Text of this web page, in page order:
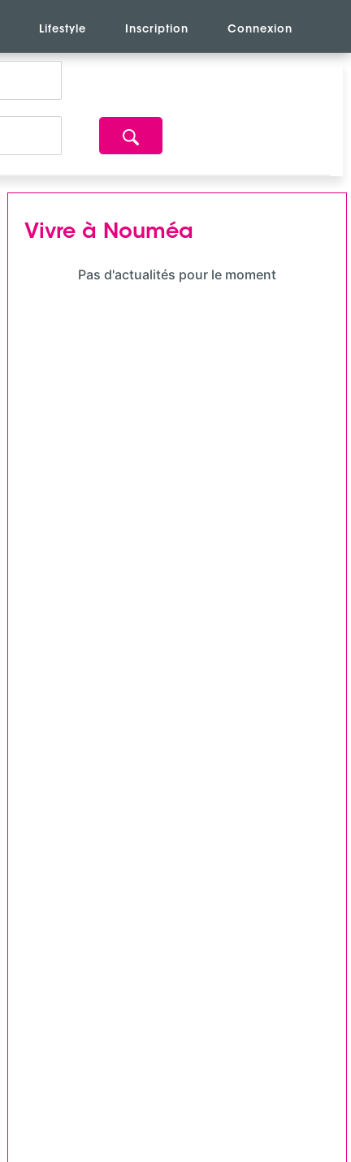
Lifestyle Inscription Connexion
Vivre à Nouméa
Pas d'actualités pour le moment